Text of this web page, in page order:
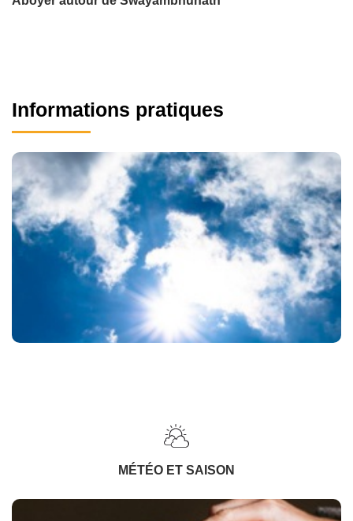
Informations pratiques
MÉTÉO ET SAISON